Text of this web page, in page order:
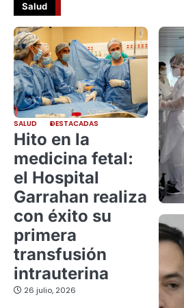
Salud
SALUD DESTACADAS
Hito en la
medicina fetal:
el Hospital
Garrahan realiza
con éxito su
primera
transfusión
intrauterina
26 julio, 2026